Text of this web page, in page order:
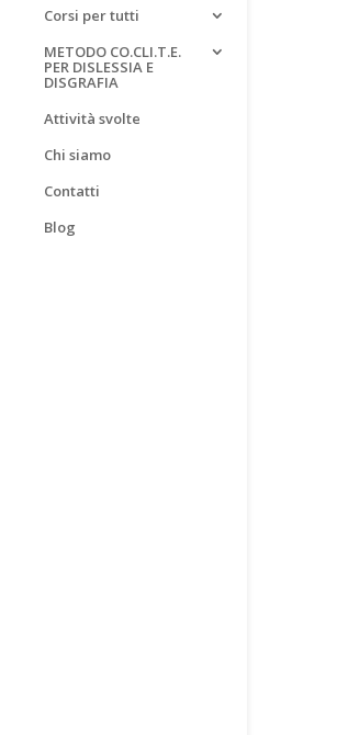
Corsi per tutti
METODO CO.CLI.T.E.
PER DISLESSIA E
DISGRAFIA
Attività svolte
Chi siamo
Contatti
Blog